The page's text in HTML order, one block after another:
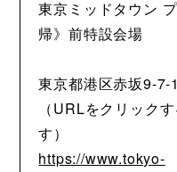
東京ミッドタウン
帰》前特設会場
東京都港区赤坂9-7-1
（URLをクリック
す）
https://www.tokyo-